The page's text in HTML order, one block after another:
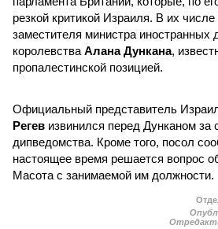
резкой критикой Израиля. В их
заместителя министра иностранных
королевства Алана Дункана,
пропалестинской позицией.
Официальный представитель
Регев извинился перед Дунканом за
дипведомства. Кроме того, посол
настоящее время решается вопрос
Масота с занимаемой им должности.